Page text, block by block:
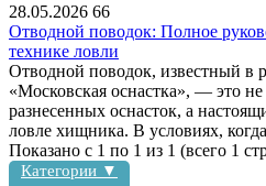
28.05.2026 66
Отводной поводок: Полное
технике ловли
Отводной поводок, известный в
«Московская оснастка», — это
разнесенных оснасток, а
ловле хищника. В условиях,
Показано с 1 по 1 из 1 (всего 1
Категории ▼